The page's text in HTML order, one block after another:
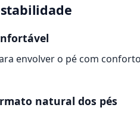
envolver o pé com
natural dos pés